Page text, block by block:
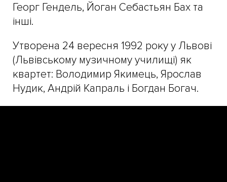
Георг Гендель, Йоган Себастьян Бах та
інші.
Утворена 24 вересня 1992 року у Львові
(Львівському музичному училищі) як
квартет: Володимир Якимець, Ярослав
Нудик, Андрій Капраль і Богдан Богач.